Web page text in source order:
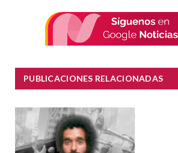
PUBLICACIONES RELACIONADAS